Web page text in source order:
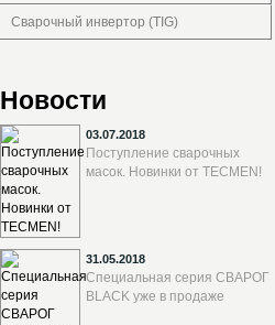
Сварочный инвертор (TIG)
Новости
03.07.2018
Поступление сварочных
масок. Новинки от TECMEN!
31.05.2018
Специальная серия СВАРОГ
BLACK уже в продаже